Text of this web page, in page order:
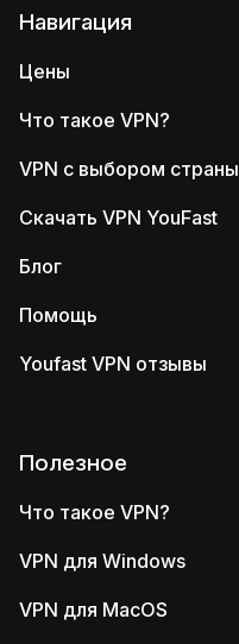
Навигация
Цены
Что такое VPN?
VPN с выбором страны
Скачать VPN YouFast
Блог
Помощь
Youfast VPN отзывы
Полезное
Что такое VPN?
VPN для Windows
VPN для MacOS